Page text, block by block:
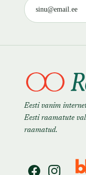
Eesti vanim
Eesti raamatute
raamatud.